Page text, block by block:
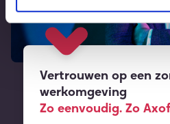
Vertrouwen op een
werkomgeving
Zo eenvoudig. Zo